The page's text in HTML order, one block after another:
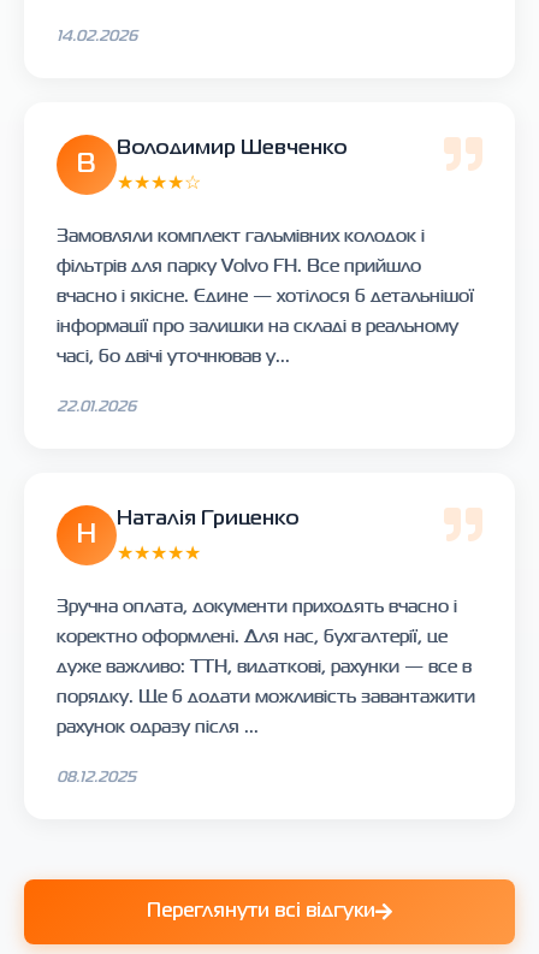
14.02.2026
В
Володимир Шевченко
★★★★☆
Замовляли комплект гальмівних колодок і
фільтрів для парку Volvo FH. Все прийшло
вчасно і якісне. Єдине — хотілося б детальнішої
інформації про залишки на складі в реальному
часі, бо двічі уточнював у...
22.01.2026
Н
Наталія Гриценко
★★★★★
Зручна оплата, документи приходять вчасно і
коректно оформлені. Для нас, бухгалтерії, це
дуже важливо: ТТН, видаткові, рахунки — все в
порядку. Ще б додати можливість завантажити
рахунок одразу після ...
08.12.2025
Переглянути всі відгуки